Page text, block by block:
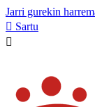
Jarri gurekin
 Sartu
